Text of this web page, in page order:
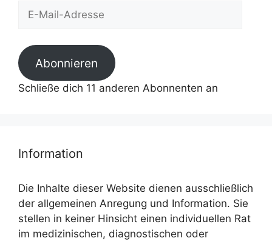
Abonnieren
Schließe dich 11 anderen Abonnenten an
Information
Die Inhalte dieser Website dienen ausschließlich
der allgemeinen Anregung und Information. Sie
stellen in keiner Hinsicht einen individuellen Rat
im medizinischen, diagnostischen oder